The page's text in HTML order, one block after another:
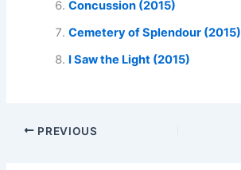
Concussion (2015)
Cemetery of Splendour (2015)
I Saw the Light (2015)
PREVIOUS